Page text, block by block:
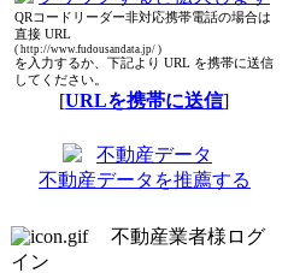
QRコードリーダー非対応携帯電話の場合は
直接 URL
( http://www.fudousandata.jp/ )
を入力するか、下記より URL を携帯に送信
してください。
[URLを携帯に送信]
不動産データを推薦する
不動産業者様ログ
イン